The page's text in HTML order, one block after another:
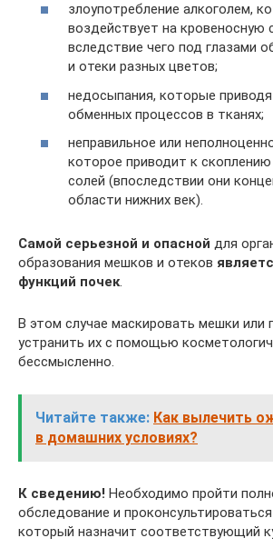
злоупотребление алкоголем,
воздействует на кровеносную
вследствие чего под глазами
и отеки разных цветов;
недосыпания, которые
обменных процессов в тканях;
неправильное или
которое приводит к скоплению
солей (впоследствии они
области нижних век).
Самой серьезной и опасной для
образования мешков и отеков
функций почек.
В этом случае маскировать мешки или
устранить их с помощью
бессмысленно.
Читайте также: Как вылечить
в домашних условиях?
К сведению! Необходимо пройти
обследование и
который назначит соответствующий